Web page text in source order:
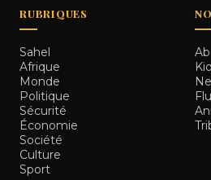
RUBRIQUES
Sahel
Afrique
Monde
Politique
Sécurité
Économie
Société
Culture
Sport